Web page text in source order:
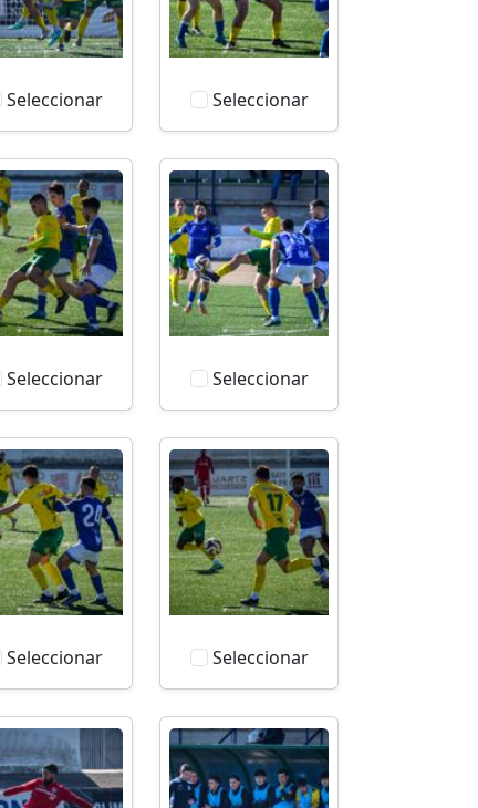
Seleccionar Seleccionar
Seleccionar Seleccionar
Seleccionar Seleccionar